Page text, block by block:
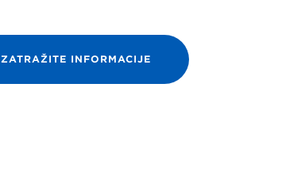
ZATRAŽITE INFORMACIJE